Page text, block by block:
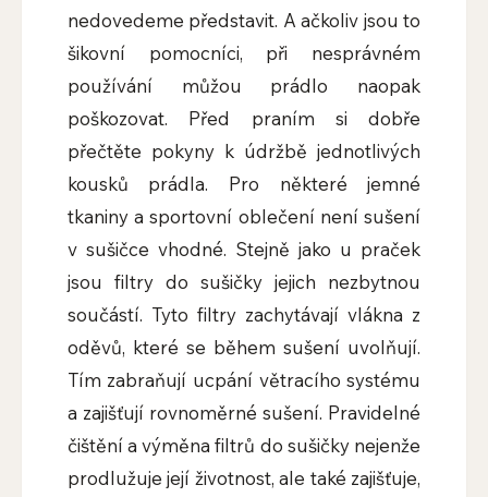
nedovedeme představit. A ačkoliv jsou to
šikovní pomocníci, při nesprávném
používání můžou prádlo naopak
poškozovat. Před praním si dobře
přečtěte pokyny k údržbě jednotlivých
kousků prádla. Pro některé jemné
tkaniny a sportovní oblečení není sušení
v sušičce vhodné. Stejně jako u praček
jsou filtry do sušičky jejich nezbytnou
součástí. Tyto filtry zachytávají vlákna z
oděvů, které se během sušení uvolňují.
Tím zabraňují ucpání větracího systému
a zajišťují rovnoměrné sušení. Pravidelné
čištění a výměna filtrů do sušičky nejenže
prodlužuje její životnost, ale také zajišťuje,